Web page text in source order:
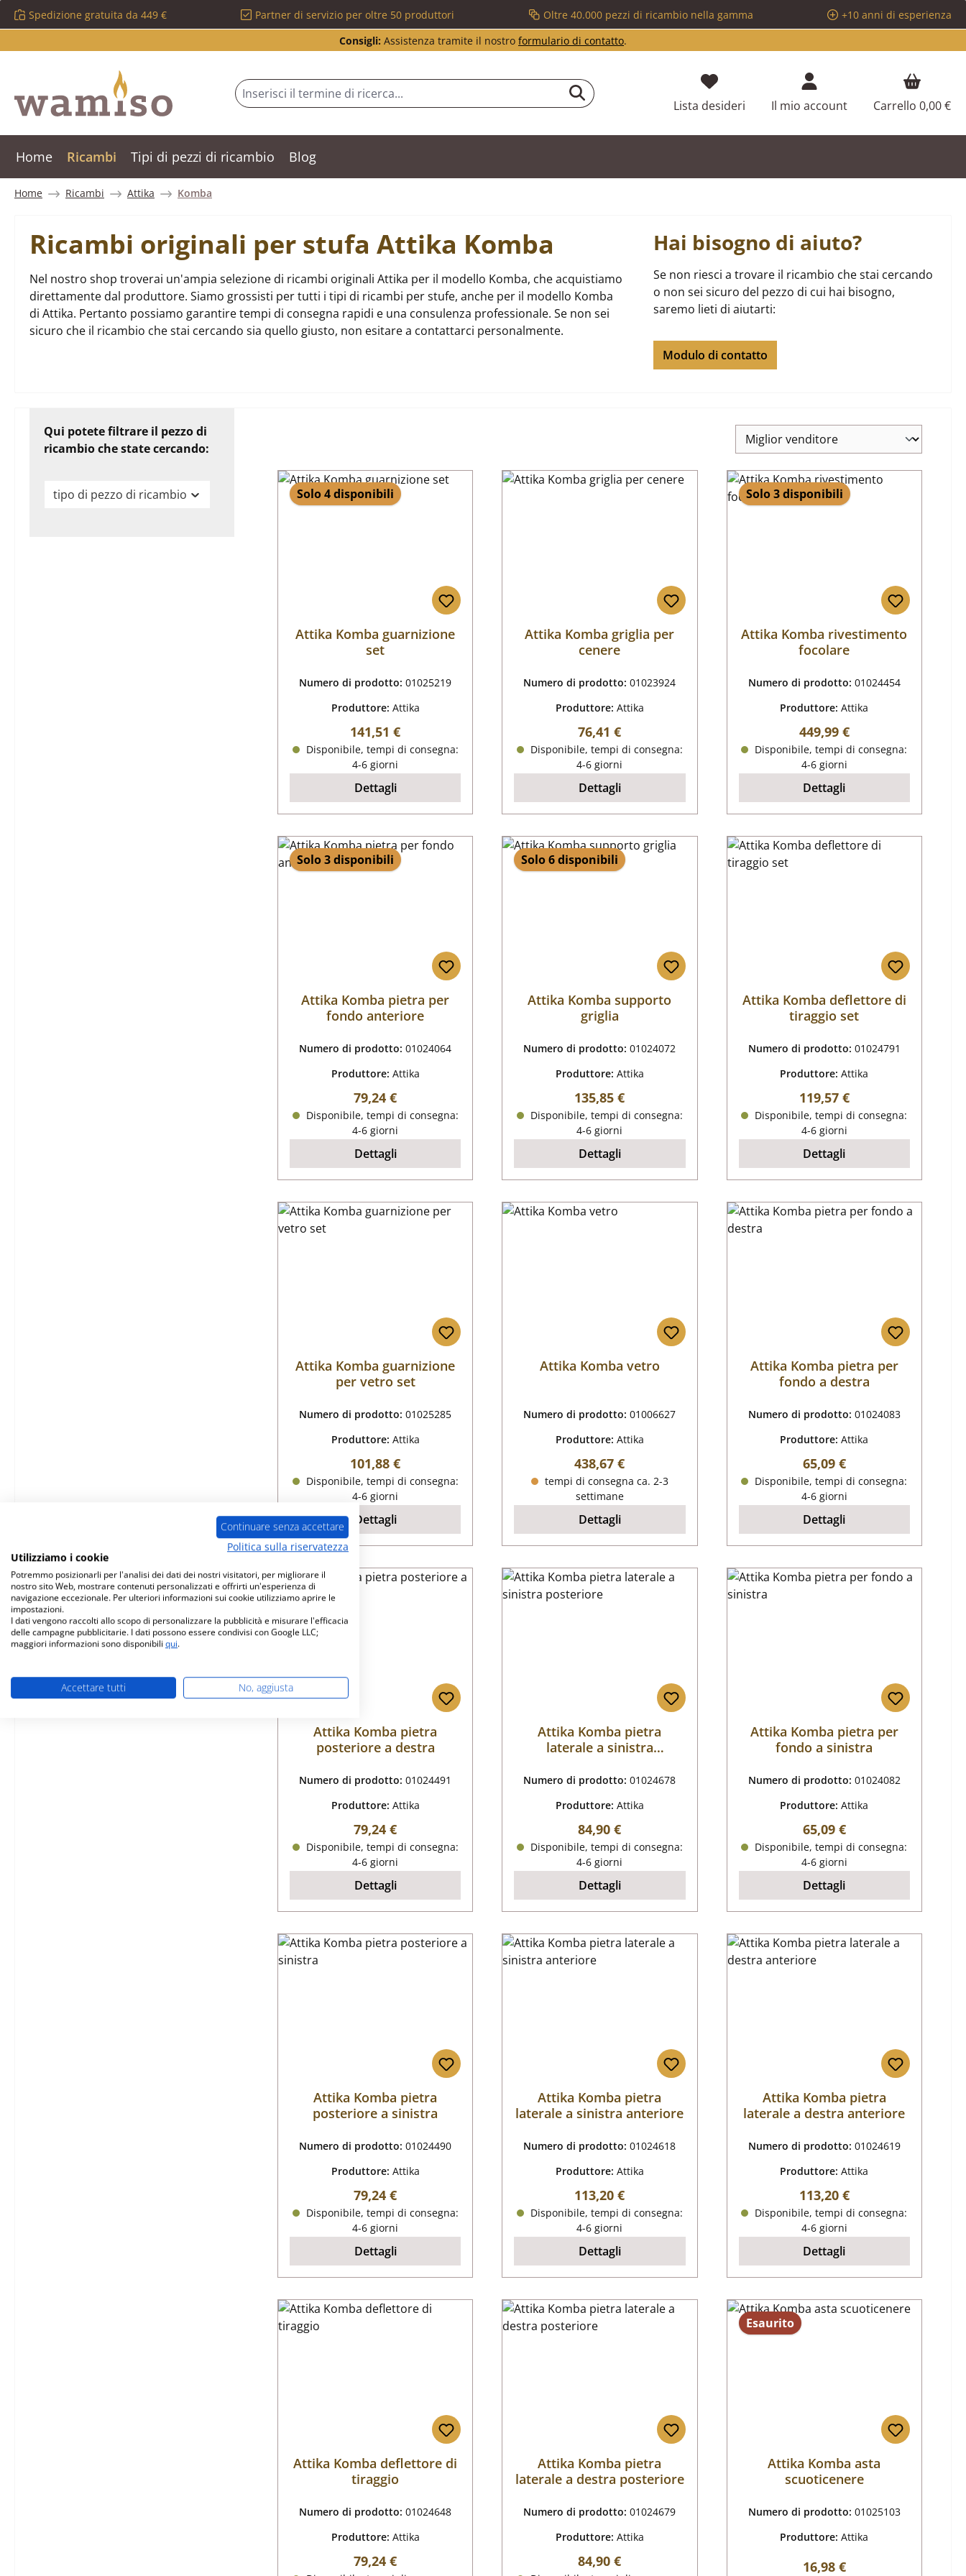
al contenuto principale
Salta alla ricerca
Passa alla navigazione principale
Spedizione gratuita da 449 € Partner di servizio per oltre 50 produttori Oltre 40.000 pezzi di ricambio nella gamma
+10 anni di esperienza
Consigli: Assistenza tramite il nostro formulario di contatto.
Lista desideri Hai 0 articoli nella lista dei desideri
Il mio account Carrello 0,00 €
Home Ricambi Tipi di pezzi di ricambio Blog
Home Ricambi Attika Komba
Ricambi originali per stufa Attika Komba
Nel nostro shop troverai un'ampia selezione di ricambi originali Attika per il modello Komba, che acquistiamo
direttamente dal produttore. Siamo grossisti per tutti i tipi di ricambi per stufe, anche per il modello Komba
di Attika. Pertanto possiamo garantire tempi di consegna rapidi e una consulenza professionale. Se non sei
sicuro che il ricambio che stai cercando sia quello giusto, non esitare a contattarci personalmente.
Hai bisogno di aiuto?
Se non riesci a trovare il ricambio che stai cercando
o non sei sicuro del pezzo di cui hai bisogno,
saremo lieti di aiutarti:
Modulo di contatto
Qui potete filtrare il pezzo di
ricambio che state cercando:
tipo di pezzo di ricambio Solo 4 disponibili
Attika Komba guarnizione
set
Numero di prodotto:01025219
Produttore: Attika
Prezzo normale:
141,51 €
Disponibile, tempi di consegna:
4-6 giorni
Dettagli
Attika Komba griglia per
cenere
Numero di prodotto:01023924
Produttore: Attika
Prezzo normale:
76,41 €
Disponibile, tempi di consegna:
4-6 giorni
Dettagli
Solo 3 disponibili
Attika Komba rivestimento
focolare
Numero di prodotto: 01024454
Produttore:Attika
Prezzo normale:
449,99 €
Disponibile, tempi di consegna:
4-6 giorni
Dettagli
Solo 3 disponibili
Attika Komba pietra per
fondo anteriore
Numero di prodotto:01024064
Produttore: Attika
Prezzo normale:
79,24 €
Disponibile, tempi di consegna:
4-6 giorni
Dettagli
Solo 6 disponibili
Attika Komba supporto
griglia
Numero di prodotto:01024072
Produttore: Attika
Prezzo normale:
135,85 €
Disponibile, tempi di consegna:
4-6 giorni
Dettagli
Attika Komba deflettore di
tiraggio set
Numero di prodotto: 01024791
Produttore:Attika
Prezzo normale:
119,57 €
Disponibile, tempi di consegna:
4-6 giorni
Dettagli
Attika Komba guarnizione
per vetro set
Numero di prodotto:01025285
Produttore: Attika
Prezzo normale:
101,88 €
Disponibile, tempi di consegna:
4-6 giorni
Dettagli
Attika Komba vetro
Numero di prodotto:01006627
Produttore: Attika
Prezzo normale:
438,67 €
tempi di consegna ca. 2-3
settimane
Dettagli
Attika Komba pietra per
fondo a destra
Numero di prodotto: 01024083
Produttore:Attika
Prezzo normale:
65,09 €
Disponibile, tempi di consegna:
4-6 giorni
Dettagli
Attika Komba pietra
posteriore a destra
Numero di prodotto:01024491
Produttore: Attika
Prezzo normale:
79,24 €
Disponibile, tempi di consegna:
4-6 giorni
Dettagli
Attika Komba pietra
laterale a sinistra
Numero di prodotto:01024678
Produttore: Attika
Prezzo normale:
84,90 €
Disponibile, tempi di consegna:
4-6 giorni
Dettagli
Attika Komba pietra per
fondo a sinistra
Numero di prodotto: 01024082
Produttore:Attika
Prezzo normale:
65,09 €
Disponibile, tempi di consegna:
4-6 giorni
Dettagli
Attika Komba pietra
posteriore a sinistra
Numero di prodotto:01024490
Produttore: Attika
Prezzo normale:
79,24 €
Disponibile, tempi di consegna:
4-6 giorni
Dettagli
Attika Komba pietra
laterale a sinistra anteriore
Numero di prodotto:01024618
Produttore: Attika
Prezzo normale:
113,20 €
Disponibile, tempi di consegna:
4-6 giorni
Dettagli
Attika Komba pietra
laterale a destra anteriore
Numero di prodotto: 01024619
Produttore:Attika
Prezzo normale:
113,20 €
Disponibile, tempi di consegna:
4-6 giorni
Dettagli
Attika Komba deflettore di
tiraggio
Numero di prodotto:01024648
Produttore: Attika
Prezzo normale:
79,24 €
Attika Komba pietra
laterale a destra posteriore
Numero di prodotto:01024679
Produttore: Attika
Prezzo normale:
84,90 €
Esaurito
Attika Komba asta
scuoticenere
Numero di prodotto: 01025103
Produttore:Attika
Prezzo normale:
16,98 €
Continuare senza accettare
Politica sulla riservatezza
Utilizziamo i cookie
Potremmo posizionarli per l'analisi dei dati dei nostri visitatori, per migliorare il
nostro sito Web, mostrare contenuti personalizzati e offrirti un'esperienza di
navigazione eccezionale. Per ulteriori informazioni sui cookie utilizziamo aprire le
impostazioni.
I dati vengono raccolti allo scopo di personalizzare la pubblicità e misurare l'efficacia
delle campagne pubblicitarie. I dati possono essere condivisi con Google LLC;
maggiori informazioni sono disponibili qui.
Accettare tutti No, aggiusta